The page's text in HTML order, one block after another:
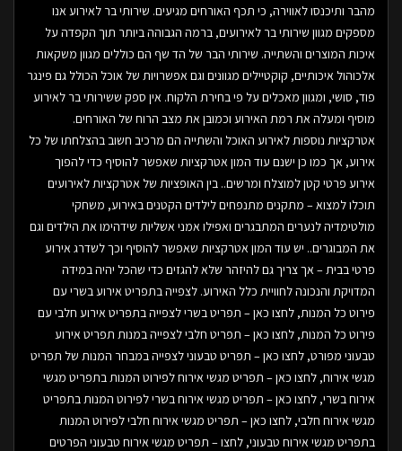
מהבר ותיכנסו לאווירה, כי תכף האורחים מגיעים. שירותי בר לאירוע אנו
מספקים מגוון שירותי בר לאירועים, ברמה הגבוהה ביותר תוך הקפדה על
איכות המוצרים והשתייה. שירותי הבר של הד שף הם כוללים מגוון משקאות
אלכוהול איכותיים, קוקטיילים מגוונים וגם אפשרויות של אוכל הכולל גם פינגר
פוד, סושי, ומגוון מאכלים על פי בחירת הלקוח. אין ספק ששירותי בר לאירוע
מוסיף ומעלה את רמת האירוע וכמובן את מצב הרוח של האורחים.
אטרקציות נוספות לאירוע האוכל והשתייה הם מרכיב חשוב בהצלחתו של כל
אירוע, אך כמו כן ישנם עוד המון אטרקציות שאפשר להוסיף כדי להפוך
אירוע פרטי קטן למוצלח ומרשים.. בין האופציות של אטרקציות לאירועים
תוכלו למצוא – מתקנים מתנפחים לילדים הקטנים באירוע, משחקי
מולטימדיה לנערים המתבגרים ואפילו אמני אשליות שידהימו את הילדים וגם
את המבוגרים.. יש עוד המון אטרקציות שאפשר להוסיף וכך לשדרג אירוע
פרטי בבית – אך צריך גם להיזהר שלא להגזים כדי שהכל יהיה במידה
המדויקת והנכונה לחוויית כלל האירוע. לצפייה בתפריט אירוע בשרי עם
פירוט כל המנות, לחצו כאן – תפריט בשרי לצפייה בתפריט אירוע חלבי עם
פירוט כל המנות, לחצו כאן – תפריט חלבי לצפייה במנות תפריט אירוע
טבעוני מפורט, לחצו כאן – תפריט טבעוני לצפייה במבחר המנות של תפריט
מגשי אירוח, לחצו כאן – תפריט מגשי אירוח לפירוט המנות בתפריט מגשי
אירוח בשרי, לחצו כאן – תפריט מגשי אירוח בשרי לפירוט המנות בתפריט
מגשי אירוח חלבי, לחצו כאן – תפריט מגשי אירוח חלבי לפירוט המנות
בתפריט מגשי אירוח טבעוני, לחצו – תפריט מגשי אירוח טבעוני הפרטים